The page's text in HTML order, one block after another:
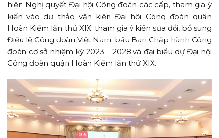
hiện Nghị quyết Đại hội Công đoàn các cấp, tham gia ý
kiến vào dự thảo văn kiện Đại hội Công đoàn quận
Hoàn Kiếm lần thứ XIX; tham gia ý kiến sửa đổi, bổ sung
Điều lệ Công đoàn Việt Nam; bầu Ban Chấp hành Công
đoàn cơ sở nhiệm kỳ 2023 – 2028 và đại biểu dự Đại hội
Công đoàn quận Hoàn Kiếm lần thứ XIX.